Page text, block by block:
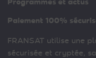
Paiement 100%
FRANSAT utilise une
sécurisée et cryptée,